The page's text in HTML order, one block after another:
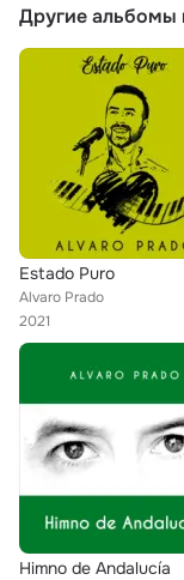
Другие альбомы
Estado Puro
Alvaro Prado
2021
Himno de Andalucía